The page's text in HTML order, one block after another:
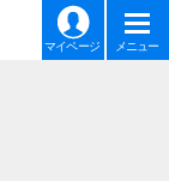
マイページ メニュー